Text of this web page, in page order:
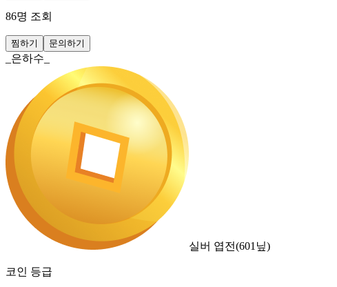
86명 조회
찜하기 문의하기
_은하수_
실버 엽전(601 닢)
코인 등급